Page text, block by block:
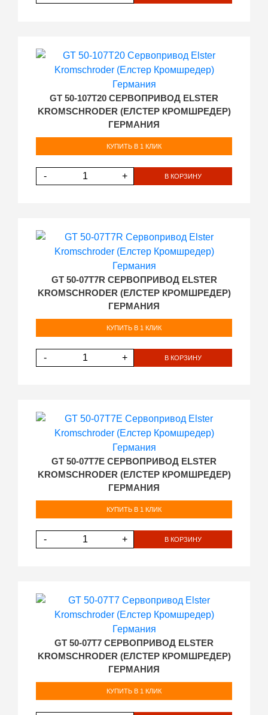
GT 50-107T20 СЕРВОПРИВОД ELSTER
KROMSCHRODER (ЕЛСТЕР КРОМШРЕДЕР)
ГЕРМАНИЯ
КУПИТЬ В 1 КЛИК
- + В КОРЗИНУ
GT 50-07T7R СЕРВОПРИВОД ELSTER
KROMSCHRODER (ЕЛСТЕР КРОМШРЕДЕР)
ГЕРМАНИЯ
КУПИТЬ В 1 КЛИК
- + В КОРЗИНУ
GT 50-07T7E СЕРВОПРИВОД ELSTER
KROMSCHRODER (ЕЛСТЕР КРОМШРЕДЕР)
ГЕРМАНИЯ
КУПИТЬ В 1 КЛИК
- + В КОРЗИНУ
GT 50-07T7 СЕРВОПРИВОД ELSTER
KROMSCHRODER (ЕЛСТЕР КРОМШРЕДЕР)
ГЕРМАНИЯ
КУПИТЬ В 1 КЛИК